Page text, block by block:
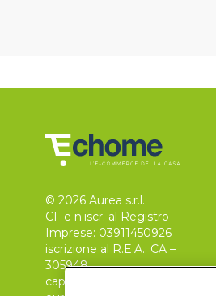
© 2026 Aurea s.r.l.
CF e n.iscr. al Registro
Imprese: 03911450926
iscrizione al R.E.A.: CA –
305948
capitale sociale 30.000